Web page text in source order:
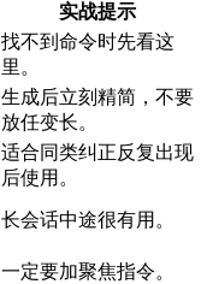
实战提示
找不到命令时先看这
里。
生成后立刻精简，不要
放任变长。
适合同类纠正反复出现
后使用。
长会话中途很有用。
一定要加聚焦指令。